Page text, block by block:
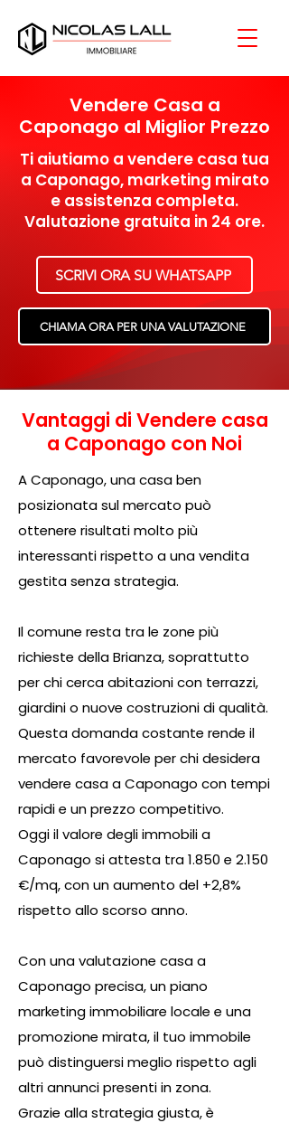
Vendere Casa a
Caponago al Miglior Prezzo
Ti aiutiamo a vendere casa tua
a Caponago, marketing mirato
e assistenza completa.
Valutazione gratuita in 24 ore.
SCRIVI ORA SU WHATSAPP
CHIAMA ORA PER UNA VALUTAZIONE
Vantaggi di Vendere casa
a Caponago con Noi
A Caponago, una casa ben
posizionata sul mercato può
ottenere risultati molto più
interessanti rispetto a una vendita
gestita senza strategia.
Il comune resta tra le zone più
richieste della Brianza, soprattutto
per chi cerca abitazioni con terrazzi,
giardini o nuove costruzioni di qualità.
Questa domanda costante rende il
mercato favorevole per chi desidera
vendere casa a Caponago con tempi
rapidi e un prezzo competitivo.
Oggi il valore degli immobili a
Caponago si attesta tra 1.850 e 2.150
€/mq, con un aumento del +2,8%
rispetto allo scorso anno.
Con una valutazione casa a
Caponago precisa, un piano
marketing immobiliare locale e una
promozione mirata, il tuo immobile
può distinguersi meglio rispetto agli
altri annunci presenti in zona.
Grazie alla strategia giusta, è